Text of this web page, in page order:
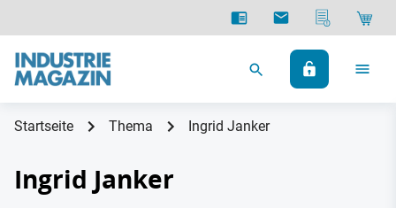
Startseite Thema Ingrid Janker
Ingrid Janker